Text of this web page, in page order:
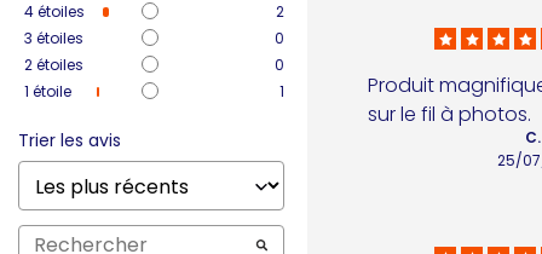
4étoiles
2
3 étoiles
0
2étoiles
0
1 étoile 1
Trier les avis
Produit
sur le fil à photos.
25/